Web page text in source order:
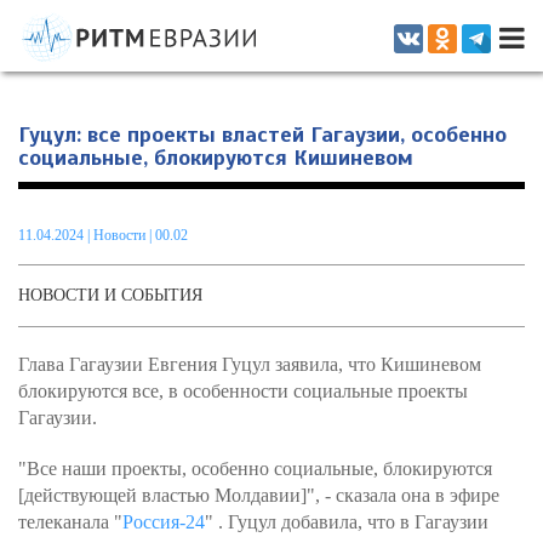
Информационно-аналитическое издание, посвященное актуальным
проблемам интеграции на постсоветском пространстве
Гуцул: все проекты властей Гагаузии, особенно
социальные, блокируются Кишиневом
11.04.2024 Новости | 00.02
НОВОСТИ И СОБЫТИЯ
Глава Гагаузии Евгения Гуцул заявила, что Кишиневом
блокируются все, в особенности социальные проекты
Гагаузии.
"Все наши проекты, особенно социальные, блокируются
[действующей властью Молдавии]", - сказала она в эфире
телеканала "Россия-24" . Гуцул добавила, что в Гагаузии